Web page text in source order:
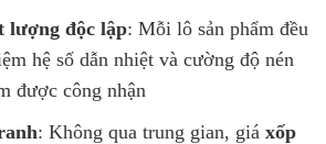
lượng độc lập: Mỗi lô sản phẩm đều
hệ số dẫn nhiệt và cường độ nén
được công nhận
: Không qua trung gian, giá xốp